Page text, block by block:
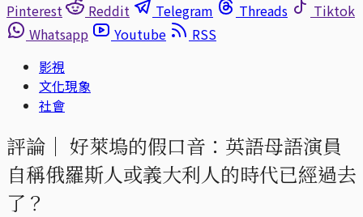
Pinterest
Reddit Telegram Threads
Tiktok
Whatsapp
Youtube
RSS
影視
文化現象
社會
評論｜ 好萊塢的假口音：英語母語演員
自稱俄羅斯人或義大利人的時代已經過去
了？